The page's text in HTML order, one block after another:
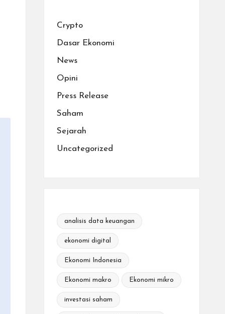
Crypto
Dasar Ekonomi
News
Opini
Press Release
Saham
Sejarah
Uncategorized
analisis data keuangan
ekonomi digital
Ekonomi Indonesia
Ekonomi makro Ekonomi mikro
investasi saham